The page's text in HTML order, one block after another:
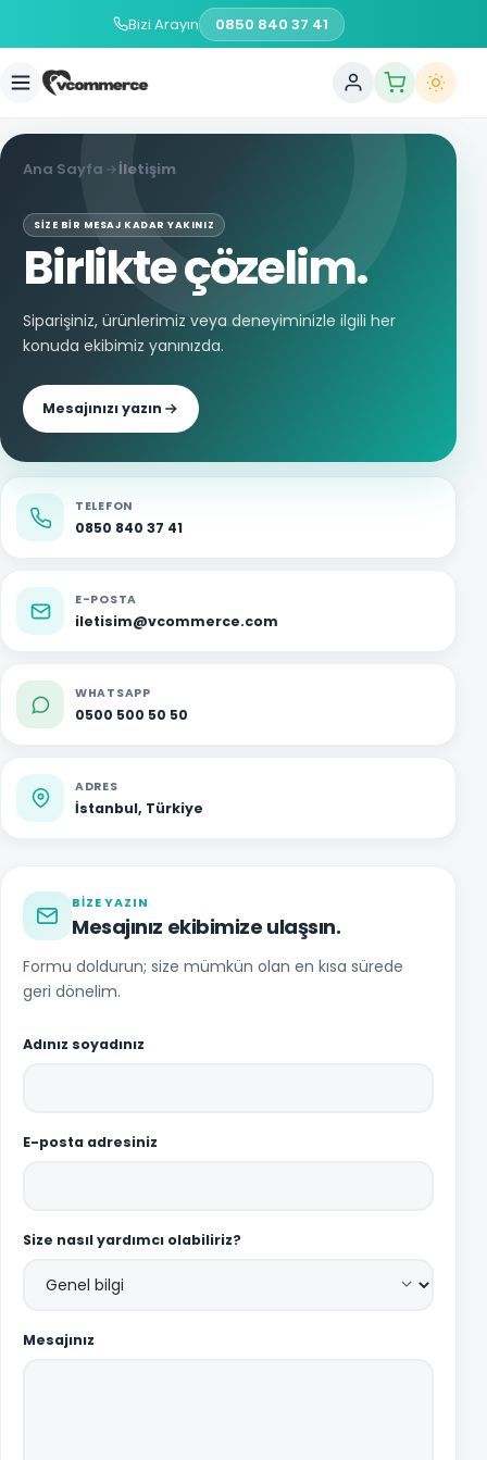
Bizi Arayın 0850 840 37 41
Ana Sayfa İletişim
SIZE BIR MESAJ KADAR YAKINIZ
Birlikte çözelim.
Siparişiniz, ürünlerimiz veya deneyiminizle ilgili her
konuda ekibimiz yanınızda.
Mesajınızı yazın
TELEFON
0850 840 37 41
E-POSTA
iletisim@vcommerce.com
WHATSAPP
0500 500 50 50
ADRES
İstanbul, Türkiye
BIZE YAZIN
Mesajınız ekibimize ulaşsın.
Formu doldurun; size mümkün olan en kısa sürede
geri dönelim.
Adınız soyadınız
E-posta adresiniz
Size nasıl yardımcı olabiliriz?
Mesajınız